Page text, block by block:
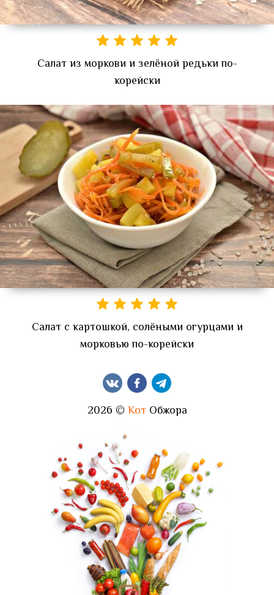
Салат из моркови и зелёной редьки по-
корейски
Салат с картошкой, солёными огурцами и
морковью по-корейски
2026 © КотОбжора